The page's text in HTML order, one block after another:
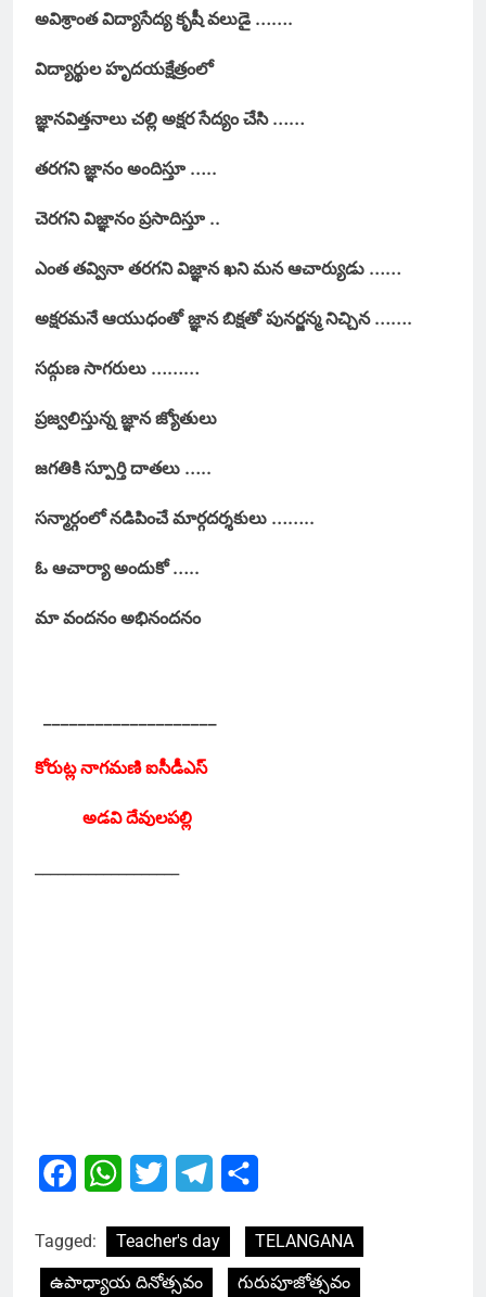
అవిశ్రాంత విద్యాసేద్య కృషీ వలుడై …….
విద్యార్థుల హృదయక్షేత్రంలో
జ్ఞానవిత్తనాలు చల్లి అక్షర సేద్యం చేసి ……
తరగని జ్ఞానం అందిస్తూ …..
చెరగని విజ్ఞానం ప్రసాదిస్తూ ..
ఎంత తవ్వినా తరగని విజ్ఞాన ఖని మన ఆచార్యుడు ……
అక్షరమనే ఆయుధంతో జ్ఞాన బిక్షతో పునర్జన్మ నిచ్చిన …….
సద్గుణ సాగరులు ………
ప్రజ్వలిస్తున్న జ్ఞాన జ్యోతులు
జగతికి స్పూర్తి దాతలు …..
సన్మార్గంలో నడిపించే మార్గదర్శకులు ……..
ఓ ఆచార్యా అందుకో …..
మా వందనం అభినందనం
కోరుట్ల నాగమణి ఐసీడీఎస్
అడవి దేవులపల్లి
FacebookWhatsApp
Twitter Telegram
Tagged: Teacher's day
TELANGANA
ఉపాధ్యాయ దినోత్సవం
గురుపూజోత్సవం